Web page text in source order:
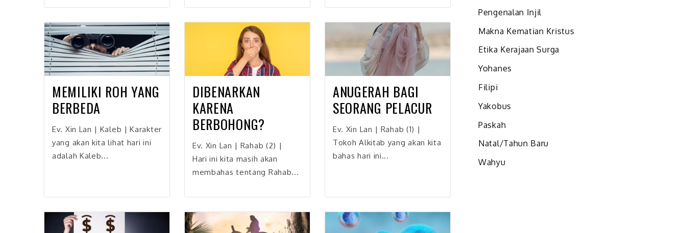
MEMILIKI ROH YANG
BERBEDA
Ev. Xin Lan | Kaleb | Karakter
yang akan kita lihat hari ini
adalah Kaleb...
DIBENARKAN
KARENA
BERBOHONG?
Ev. Xin Lan | Rahab (2) |
Hari ini kita masih akan
membahas tentang Rahab...
ANUGERAH BAGI
SEORANG PELACUR
Ev. Xin Lan | Rahab (1) |
Tokoh Alkitab yang akan kita
bahas hari ini...
Pengenalan Injil
Makna Kematian Kristus
Etika Kerajaan Surga
Yohanes
Filipi
Yakobus
Paskah
Natal/Tahun Baru
Wahyu